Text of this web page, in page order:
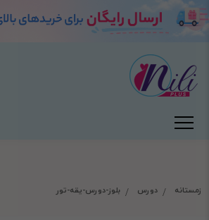
زمستانه دورس بلوز-دورس-یقه-تور